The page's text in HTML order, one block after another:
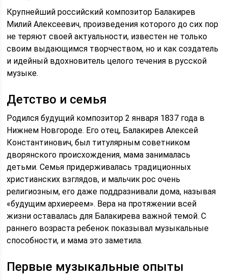
Крупнейший российский композитор Балакирев
Милий Алексеевич, произведения которого до сих пор
не теряют своей актуальности, известен не только
своим выдающимся творчеством, но и как создатель
и идейный вдохновитель целого течения в русской
музыке.
Детство и семья
Родился будущий композитор 2 января 1837 года в
Нижнем Новгороде. Его отец, Балакирев Алексей
Константинович, был титулярным советником
дворянского происхождения, мама занималась
детьми. Семья придерживалась традиционных
христианских взглядов, и мальчик рос очень
религиозным, его даже поддразнивали дома, называя
«будущим архиереем». Вера на протяжении всей
жизни оставалась для Балакирева важной темой. С
раннего возраста ребенок показывал музыкальные
способности, и мама это заметила.
Первые музыкальные опыты